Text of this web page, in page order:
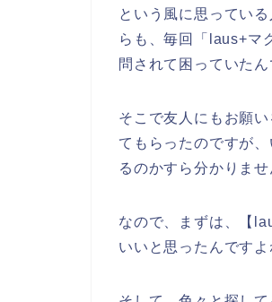
という風に思ってい
らも、毎回「laus+マ
問されて困っていたん
そこで友人にもお願
てもらったのですが
るのかすら分かりませ
なので、まずは、【
いいと思ったんですよ